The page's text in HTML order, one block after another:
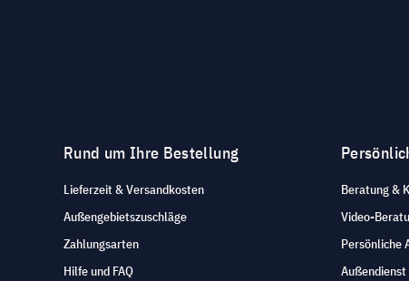
Rund um Ihre Bestellung
Lieferzeit & Versandkosten
Außengebietszuschläge
Zahlungsarten
Hilfe und FAQ
Beratung &
Video-
Persönliche